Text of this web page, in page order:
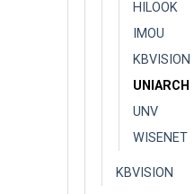
HILOOK
IMOU
KBVISION
UNIARCH
UNV
WISENET
KBVISION